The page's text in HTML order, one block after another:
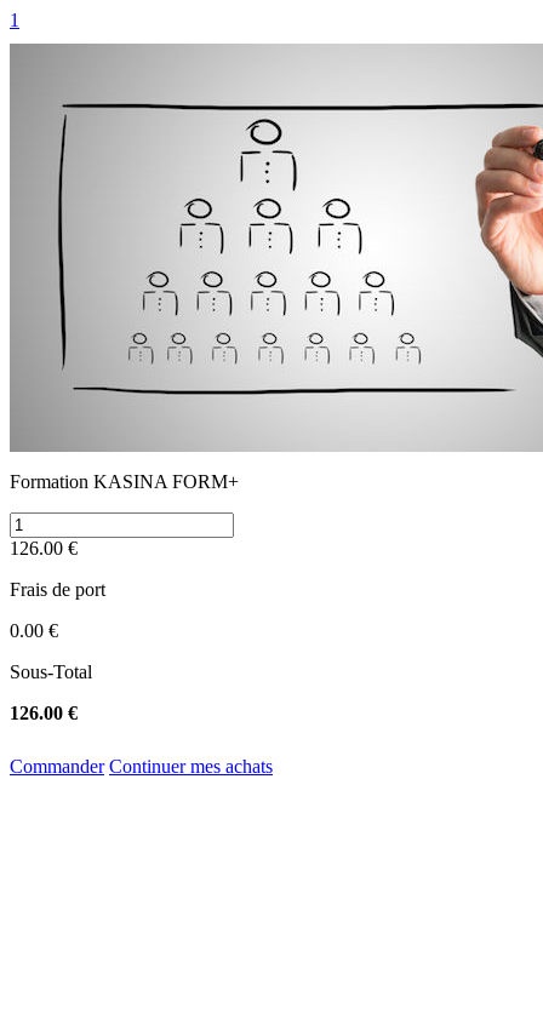
1
Formation KASINA FORM+
126.00 €
Frais de port
0.00 €
Sous-Total
126.00 €
Commander Continuer mes achats